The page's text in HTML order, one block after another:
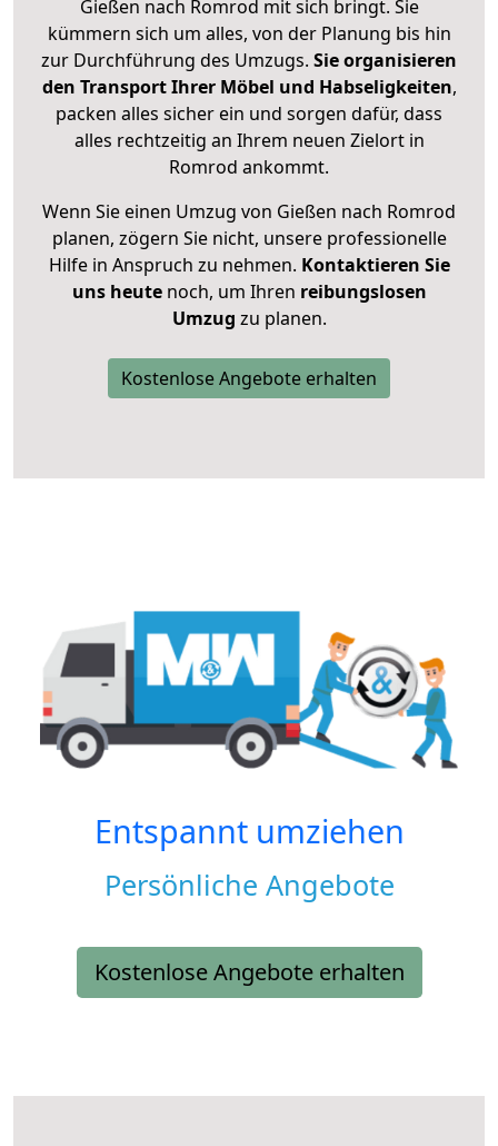
Gießen nach Romrod mit sich bringt. Sie
kümmern sich um alles, von der Planung bis hin
zur Durchführung des Umzugs. Sie organisieren
den Transport Ihrer Möbel und Habseligkeiten,
packen alles sicher ein und sorgen dafür, dass
alles rechtzeitig an Ihrem neuen Zielort in
Romrod ankommt.
Wenn Sie einen Umzug von Gießen nach Romrod
planen, zögern Sie nicht, unsere professionelle
Hilfe in Anspruch zu nehmen. Kontaktieren Sie
uns heutenoch, um Ihren reibungslosen
Umzug zu planen.
Kostenlose Angebote erhalten
Entspannt umziehen
Persönliche Angebote
Kostenlose Angebote erhalten